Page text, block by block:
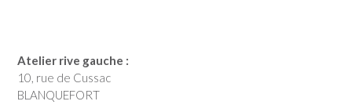
Atelier rive gauche :
10, rue de Cussac
BLANQUEFORT